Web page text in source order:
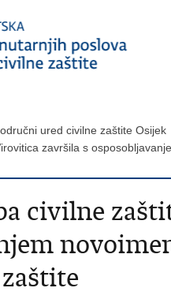
ured civilne zaštite
završila s
civilne